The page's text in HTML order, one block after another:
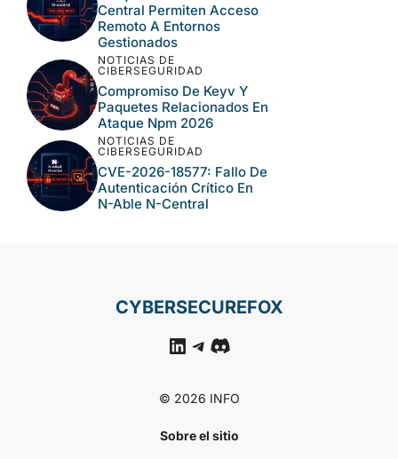
CVE-2026-63077:
Ejecución Remota Crítica
En JetBrains TeamCity
NOTICIAS DE
CIBERSEGURIDAD
Langflow, Tomcat Y N-
Central En El Nuevo Lote
Crítico De CISA
NOTICIAS DE
CIBERSEGURIDAD
Ataques A N-Able N-
Central Permiten Acceso
Remoto A Entornos
En Ataque Npm 2026
NOTICIAS DE
CVE-2026-18577: Fallo